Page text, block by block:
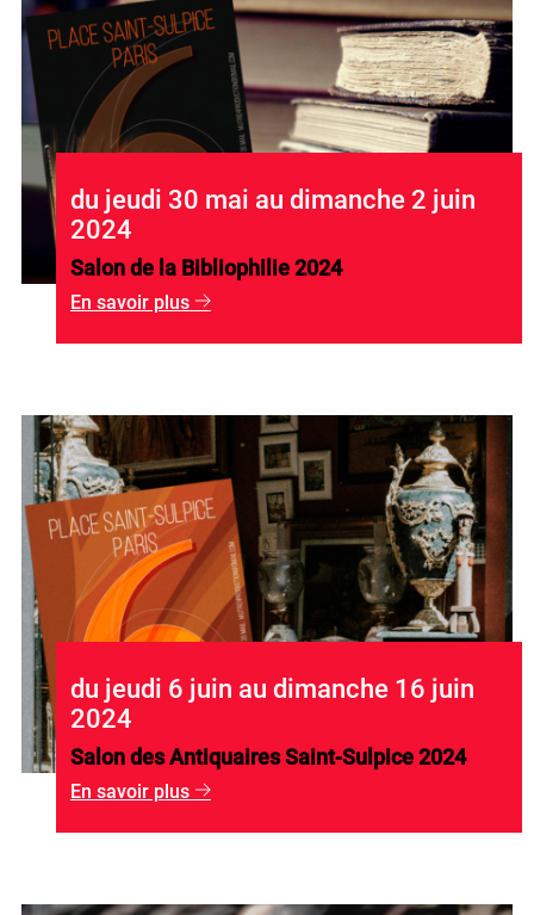
du jeudi 30 mai au dimanche 2 juin
2024
Salon de la Bibliophilie 2024
En savoir plus g
du jeudi 6 juin au dimanche 16 juin
2024
Salon des Antiquaires Saint-Sulpice 2024
En savoir plus g